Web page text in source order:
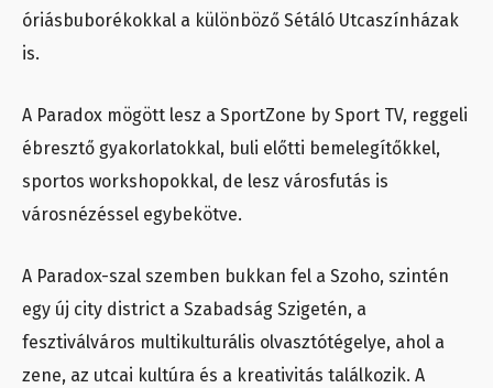
óriásbuborékokkal a különböző Sétáló Utcaszínházak
is.
A Paradox mögött lesz a SportZone by Sport TV, reggeli
ébresztő gyakorlatokkal, buli előtti bemelegítőkkel,
sportos workshopokkal, de lesz városfutás is
városnézéssel egybekötve.
A Paradox-szal szemben bukkan fel a Szoho, szintén
egy új city district a Szabadság Szigetén, a
fesztiválváros multikulturális olvasztótégelye, ahol a
zene, az utcai kultúra és a kreativitás találkozik. A